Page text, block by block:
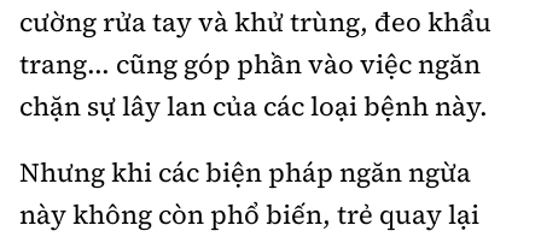
cường rửa tay và khử trùng, đeo khẩu
trang... cũng góp phần vào việc ngăn
chặn sự lây lan của các loại bệnh này.
Nhưng khi các biện pháp ngăn ngừa
này không còn phổ biến, trẻ quay lại